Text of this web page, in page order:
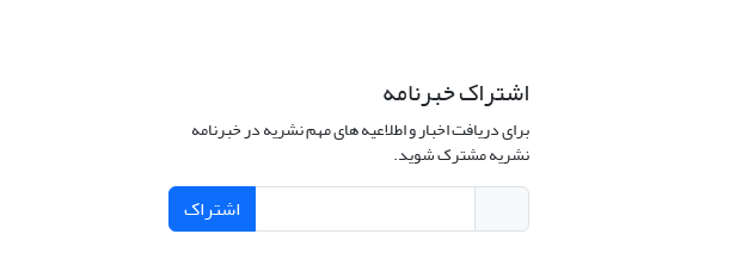
اشتراک خبرنامه
برای دریافت اخبار و اطلاعیه های مهم نشریه در خبرنامه
نشریه مشترک شوید.
اشتراک